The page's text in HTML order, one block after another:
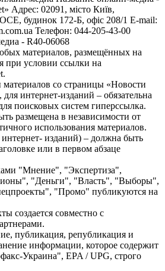
Адрес: 02091, місто Київ,
будинок 172-Б, офіс 208/1 E-mail:
Телефон: 044-205-43-00
- R40-06068
материалов, размещённых на
при условии ссылки на
со страницы «Новости
интернет-изданий – обязательна
поисковых систем гиперссылка.
размещена в независимости от
использования материалов.
изданий) – должна быть
или в первом абзаце
"Мнение", "Экспертиза",
"Деньги", "Власть", "Выборы",
"Промо" публикуются на
создается совместно с
публикация, републикация и
информации, которое содержит
Украина", EPA / UPG, строго